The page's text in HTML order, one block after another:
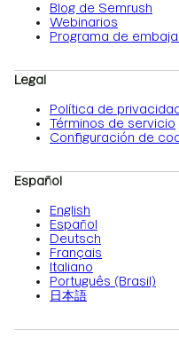
Blog de Semrush
Webinarios
Programa de
Legal
Política de
Términos de servicio
Configuración de
Español
English
Español
Deutsch
Français
Italiano
Português (Brasil)
日本語